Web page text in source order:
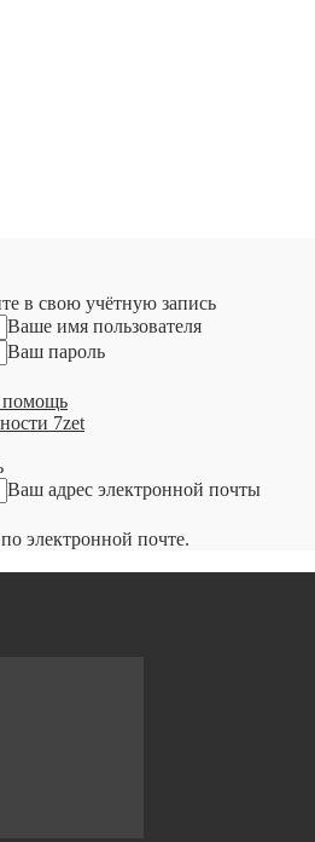
в свою учётную запись
Ваше имя пользователя
Ваш пароль
помощь
7zet
Ваш адрес электронной почты
электронной почте.